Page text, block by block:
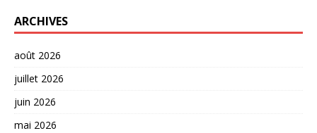
ARCHIVES
août 2026
juillet 2026
juin 2026
mai 2026